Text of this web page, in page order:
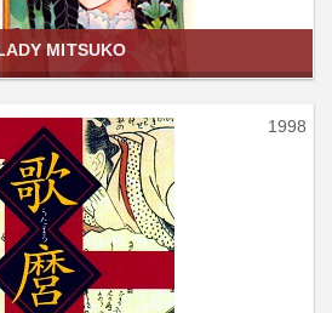
MITSUKO
1998